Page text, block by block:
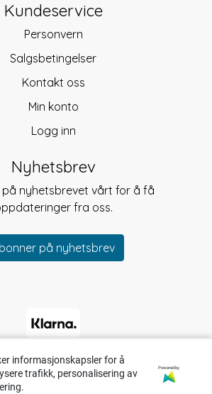
Kundeservice
Personvern
Salgsbetingelser
Kontakt oss
Min konto
Logg inn
Nyhetsbrev
på nyhetsbrevet vårt for å få
fra oss.
på nyhetsbrev
informasjonskapsler for å
trafikk, personalisering av
Powered by